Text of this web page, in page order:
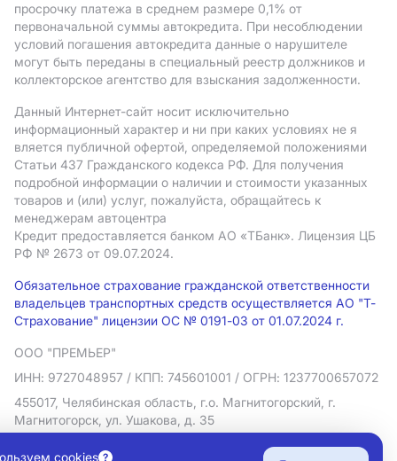
просрочку платежа в среднем размере 0,1% от
первоначальной суммы автокредита. При несоблюдении
условий погашения автокредита данные о нарушителе
могут быть переданы в специальный реестр должников и
коллекторское агентство для взыскания задолженности.
Данный Интернет-сайт носит исключительно
информационный характер и ни при каких условиях не я
вляется публичной офертой, определяемой положениями
Статьи 437 Гражданского кодекса РФ. Для получения
подробной информации о наличии и стоимости указанных
товаров и (или) услуг, пожалуйста, обращайтесь к
менеджерам автоцентра
Кредит предоставляется банком АO «ТБанк». Лицензия ЦБ
РФ № 2673 от 09.07.2024.
Обязательное страхование гражданской ответственности
владельцев транспортных средств осуществляется АО "Т-
Страхование" лицензии ОС № 0191-03 от 01.07.2024 г.
ООО "ПРЕМЬЕР"
ИНН: 9727048957 / КПП: 745601001 / ОГРН: 1237700657072
455017, Челябинская область, г.о. Магнитогорский, г.
Магнитогорск, ул. Ушакова, д. 35
Политика в отношении обработки персональных данных
cookies